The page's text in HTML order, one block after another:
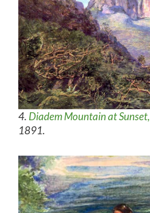
4. Diadem Mountain at Sunset,
1891.